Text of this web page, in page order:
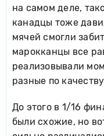
на самом деле,
канадцы тоже
мячей смогли
марокканцы все
реализовывали
разные по
До этого в 1/16
были схожие, но